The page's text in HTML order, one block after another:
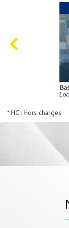
* HC : Hors charges